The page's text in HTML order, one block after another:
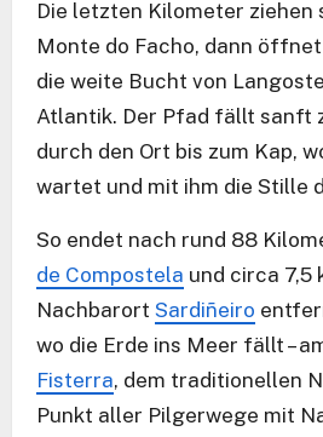
Die letzten Kilometer ziehen
Monte do Facho, dann
die weite Bucht von
Atlantik. Der Pfad fällt sanft
durch den Ort bis zum Kap,
wartet und mit ihm die Stille
So endet nach rund 88
de Compostela und circa 7,5
Nachbarort Sardiñeiro
wo die Erde ins Meer fällt –
Fisterra, dem traditionellen
Punkt aller Pilgerwege mit